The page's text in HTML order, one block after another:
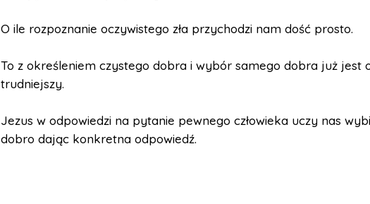
O ile rozpoznanie oczywistego zła przychodzi nam dość prosto.
To z określeniem czystego dobra i wybór samego dobra już jest
trudniejszy.
Jezus w odpowiedzi na pytanie pewnego człowieka uczy nas
dobro dając konkretna odpowiedź.